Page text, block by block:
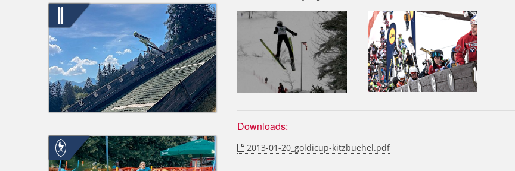
Downloads:
2013-01-20_goldicup-kitzbuehel.pdf